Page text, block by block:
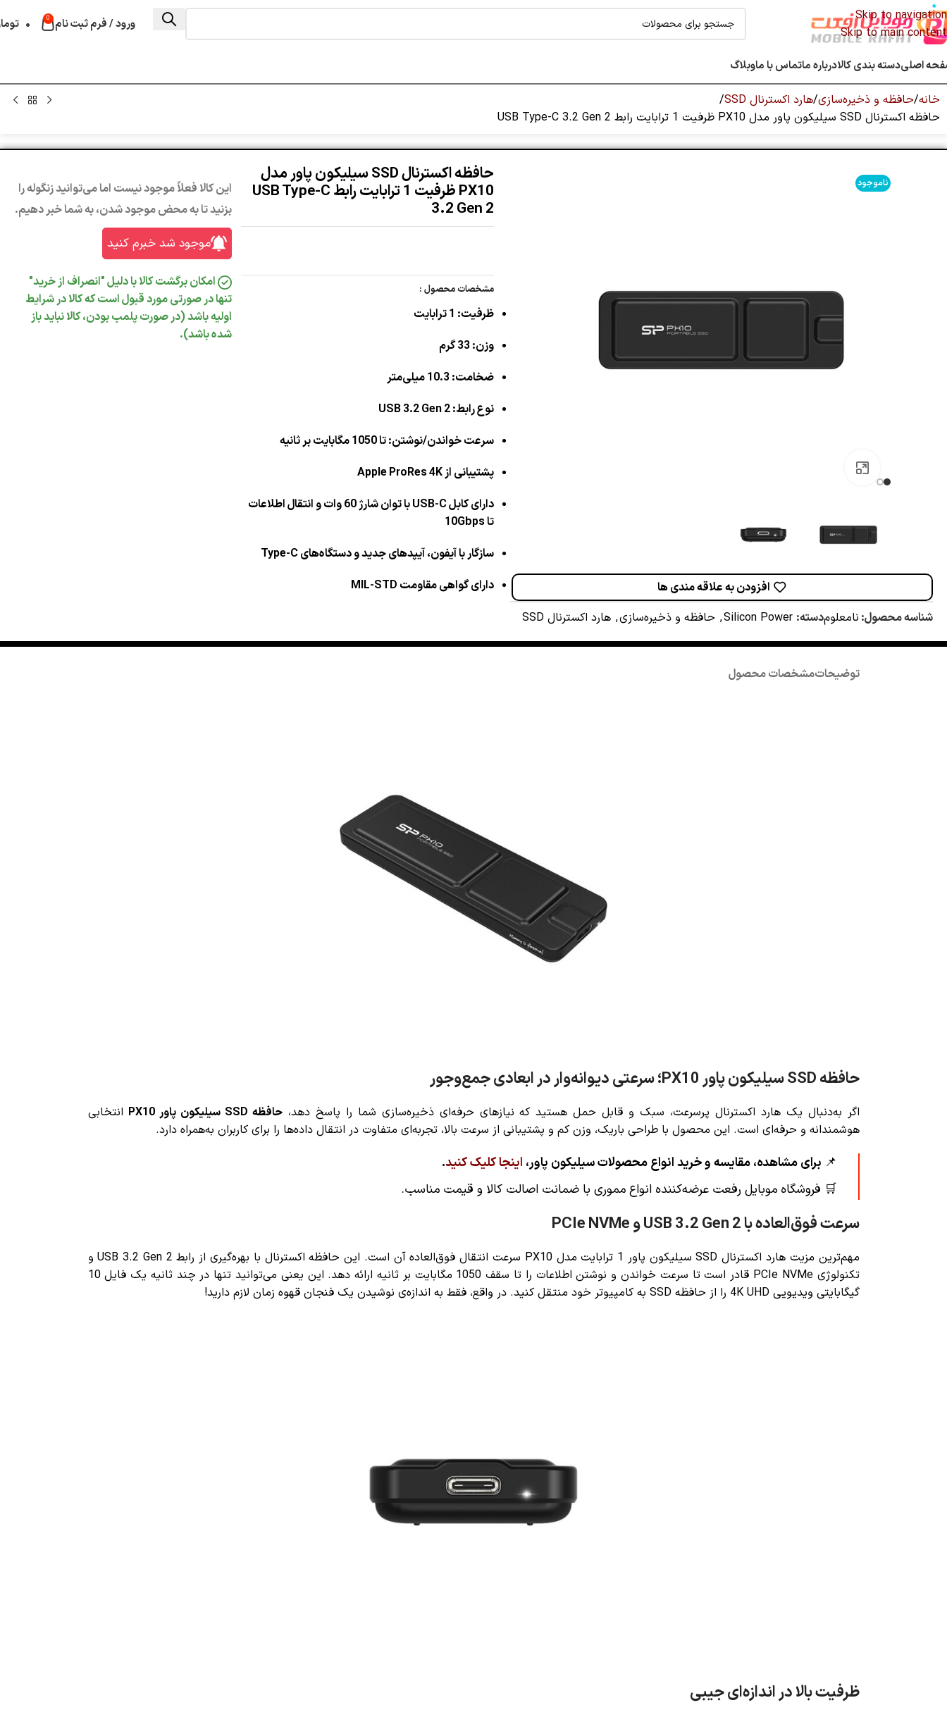
Skip to navigation
Skip to main content
ورود / فرم ثبت نام 0 ۰
اصلیدسته بندی کالادرباره ماتماس با ماوبلاگ
خانه حافظه و ذخیره‌سازی هارد اکسترنال SSD
حافظه اکسترنال SSD سیلیکون پاور مدل PX10 ظرفیت 1 ترابایت رابط USB Type-C 3.2 Gen 2
ناموجود
افزودن به علاقه مندی ها
شناسه محصول: نامعلومدسته: Silicon Power
, حافظه و ذخیره‌سازی, هارد اکسترنال SSD
حافظه اکسترنال SSD سیلیکون پاور مدل
PX10 ظرفیت 1 ترابایت رابط USB Type-C
3.2 Gen 2
مشخصات محصول :
ظرفیت: 1 ترابایت
وزن: 33 گرم
ضخامت: 10.3 میلی‌متر
نوع رابط: USB 3.2 Gen 2
سرعت خواندن/نوشتن: تا 1050 مگابایت بر ثانیه
پشتیبانی از Apple ProRes 4K
دارای کابل USB-C با توان شارژ 60 وات و انتقال اطلاعات
تا 10Gbps
سازگار با آیفون، آیپدهای جدید و دستگاه‌های Type-C
دارای گواهی مقاومت MIL-STD
این کالا فعلاً موجود نیست اما می‌توانید زنگوله را
بزنید تا به محض موجود شدن، به شما خبر دهیم.
موجود شد خبرم کنید
امکان برگشت کالا با دلیل "انصراف از خرید"
تنها در صورتی مورد قبول است که کالا در شرایط
اولیه باشد (در صورت پلمب بودن، کالا نباید باز
شده باشد).
توضیحاتمشخصات محصول
حافظه SSD سیلیکون پاور PX10؛ سرعتی دیوانه‌وار در ابعادی جمع‌وجور
اگر به‌دنبال یک هارد اکسترنال پرسرعت، سبک و قابل حمل هستید که نیازهای حرفه‌ای ذخیره‌سازی شما را پاسخ دهد، حافظه SSD سیلیکون پاور PX10
انتخابی
هوشمندانه و حرفه‌ای است. این محصول با طراحی باریک، وزن کم و پشتیبانی از سرعت بالا، تجربه‌ای متفاوت در انتقال داده‌ها را برای کاربران به‌همراه دارد.
📌 برای مشاهده، مقایسه و خرید انواع محصولات سیلیکون پاور، اینجا کلیک کنید.
🛒 فروشگاه موبایل رفعت عرضه‌کننده انواع مموری با ضمانت اصالت کالا و قیمت مناسب.
سرعت فوق‌العاده با USB 3.2 Gen 2 و PCIe NVMe
مهم‌ترین مزیت هارد اکسترنال SSD سیلیکون پاور 1 ترابایت مدل PX10
سرعت انتقال فوق‌العاده آن است. این حافظه اکسترنال با بهره‌گیری از رابط USB 3.2 Gen 2 و
تکنولوژی PCIe NVMe قادر است تا سرعت خواندن و نوشتن اطلاعات را تا سقف 1050 مگابایت بر ثانیه ارائه دهد. این یعنی می‌توانید تنها در چند ثانیه یک فایل 10
گیگابایتی ویدیویی 4K UHD را از حافظه SSD به کامپیوتر خود منتقل کنید. در واقع، فقط به اندازه‌ی نوشیدن یک فنجان قهوه زمان لازم دارید!
ظرفیت بالا در اندازه‌ای جیبی